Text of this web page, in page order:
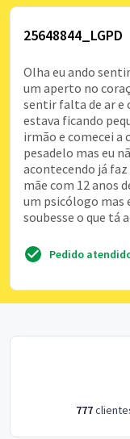
25648844_LGPD
Olha eu ando
um aperto no
sentir falta de ar e
estava ficando
irmão e comecei a
pesadelo mas eu
acontecendo já
mãe com 12 anos
um psicólogo mas
soubesse o que tá
Pedido
777